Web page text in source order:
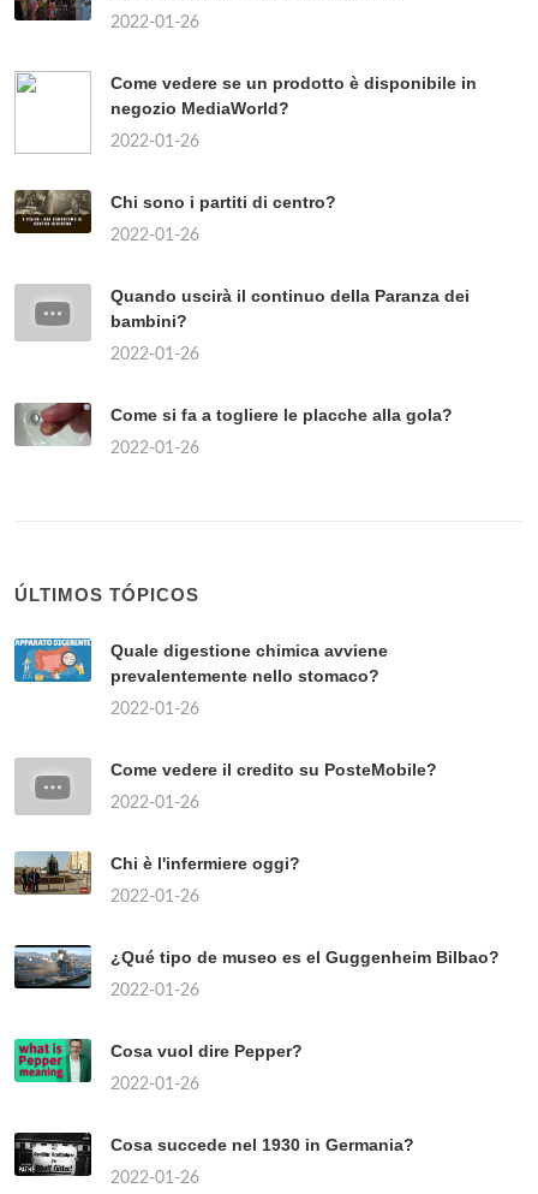
2022-01-26
Come vedere se un prodotto è disponibile in
negozio MediaWorld?
2022-01-26
Chi sono i partiti di centro?
2022-01-26
Quando uscirà il continuo della Paranza dei
bambini?
2022-01-26
Come si fa a togliere le placche alla gola?
2022-01-26
ÚLTIMOS TÓPICOS
Quale digestione chimica avviene
prevalentemente nello stomaco?
2022-01-26
Come vedere il credito su PosteMobile?
2022-01-26
Chi è l'infermiere oggi?
2022-01-26
¿Qué tipo de museo es el Guggenheim Bilbao?
2022-01-26
Cosa vuol dire Pepper?
2022-01-26
Cosa succede nel 1930 in Germania?
2022-01-26